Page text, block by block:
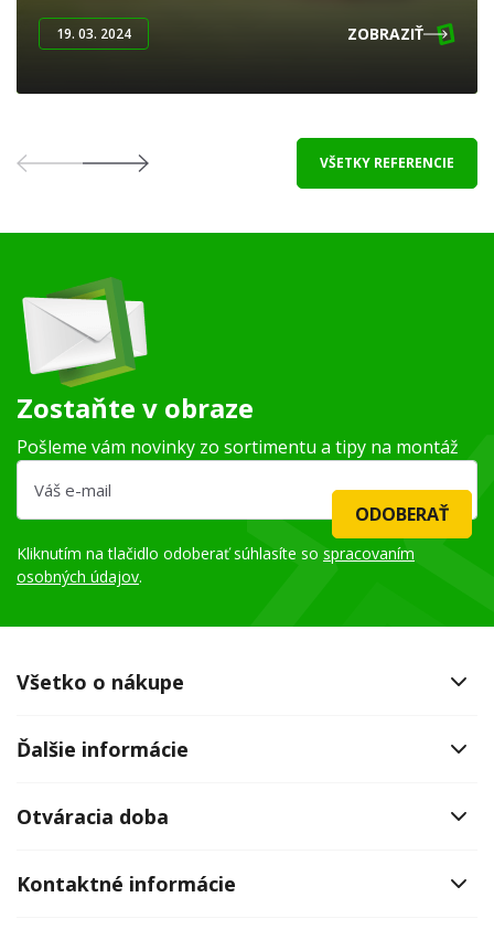
19. 03. 2024 ZOBRAZIŤ
VŠETKY REFERENCIE
Zostaňte v obraze
Pošleme vám novinky zo sortimentu a tipy na montáž
ODOBERAŤ
Kliknutím na tlačidlo odoberať súhlasíte so spracovaním
osobných údajov.
Všetko o nákupe
Ďalšie informácie
Otváracia doba
Kontaktné informácie